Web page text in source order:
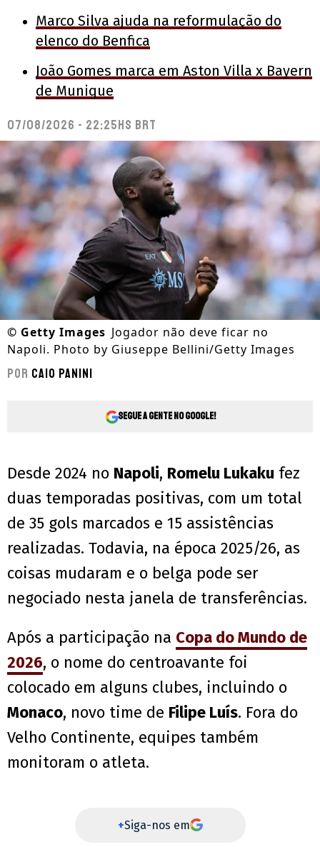
Marco Silva ajuda na reformulação do
elenco do Benfica
João Gomes marca em Aston Villa x Bayern
de Munique
07/08/2026 - 22:25hs BRT
© Getty Images Jogador não deve ficar no
Napoli. Photo by Giuseppe Bellini/Getty Images
Por Caio Panini
Segue a gente no Google!
Desde 2024 no Napoli, Romelu Lukaku fez
duas temporadas positivas, com um total
de 35 gols marcados e 15 assistências
realizadas. Todavia, na época 2025/26, as
coisas mudaram e o belga pode ser
negociado nesta janela de transferências.
Após a participação na Copa do Mundo de
2026, o nome do centroavante foi
colocado em alguns clubes, incluindo o
Monaco, novo time de Filipe Luís. Fora do
Velho Continente, equipes também
monitoram o atleta.
+Siga-nos em